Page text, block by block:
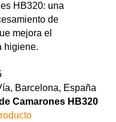
HB320: una
de
mejora el
higiene.
Barcelona, España
Camarones HB320